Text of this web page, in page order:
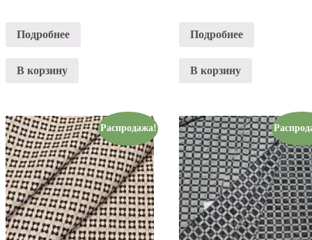
Подробнее
В корзину
Подробнее
В корзину
Распродажа!